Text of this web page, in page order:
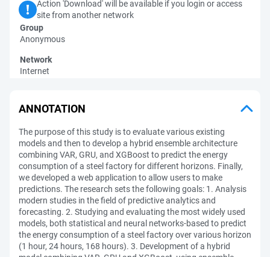
Action 'Download' will be available if you login or access
site from another network
Group
Anonymous
Network
Internet
ANNOTATION
The purpose of this study is to evaluate various existing
models and then to develop a hybrid ensemble architecture
combining VAR, GRU, and XGBoost to predict the energy
consumption of a steel factory for different horizons. Finally,
we developed a web application to allow users to make
predictions. The research sets the following goals: 1. Analysis
modern studies in the field of predictive analytics and
forecasting. 2. Studying and evaluating the most widely used
models, both statistical and neural networks-based to predict
the energy consumption of a steel factory over various horizon
(1 hour, 24 hours, 168 hours). 3. Development of a hybrid